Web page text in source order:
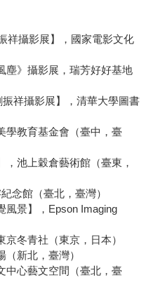
祥攝影展】，國家電影文化
塵》攝影展，瑞芳好好基地
祥攝影展】，清華大學圖書
學教育基金會（臺中，臺
，池上穀倉藝術館（臺東，
念館（臺北，臺灣）
風景】，Epson Imaging
冬青社（東京，日本）
新北，臺灣）
中心藝文空間（臺北，臺